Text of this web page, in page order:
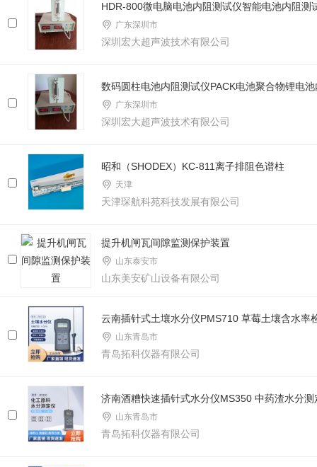
HDR-800微电脑电池内阻测试仪智能电池内阻测
广东深圳市
深圳宏大超声波技术有限公司
数码圆柱电池内阻测试仪PACK电池聚合物锂电
广东深圳市
深圳宏大超声波技术有限公司
昭和（SHODEX）KC-811离子排阻色谱柱
天津
天津琛航科苑科技发展有限公司
提升机闸瓦间隙监测保护装置
山东泰安市
山东美安矿山设备有限公司
云南插针式土壤水分仪PMS710 草莓土壤含水率
山东青岛市
青岛拓科仪器有限公司
济南酒糟快速插针式水分仪MS350 中药渣水分测
山东青岛市
青岛拓科仪器有限公司